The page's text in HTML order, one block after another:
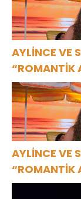
AYLİNCE VE
“ROMANTİK
AYLİNCE VE
“ROMANTİK